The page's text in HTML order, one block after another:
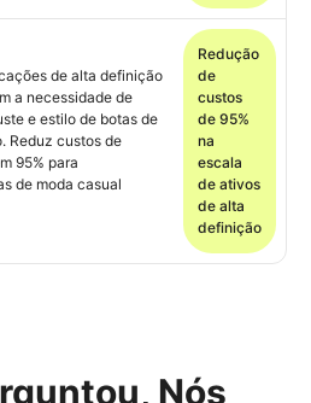
de alta definição
a necessidade de
e estilo de botas de
Reduz custos de
95% para
de moda casual
Redução
de
custos
de 95%
na
escala
de ativos
de alta
definição
Nós